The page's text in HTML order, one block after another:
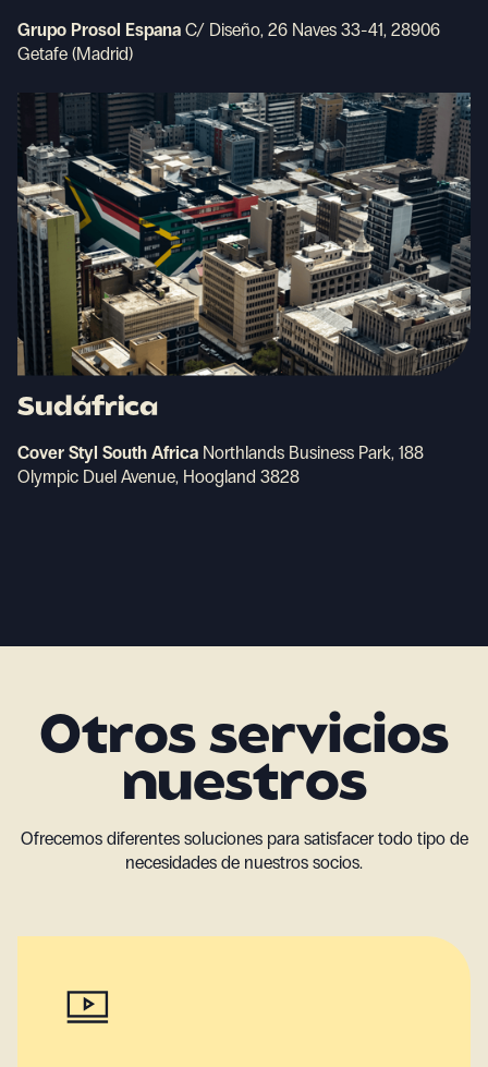
Grupo Prosol Espana C/ Diseño, 26 Naves 33-41, 28906
Getafe (Madrid)
Sudáfrica
Cover Styl South Africa Northlands Business Park, 188
Olympic Duel Avenue, Hoogland 3828
Otros servicios
nuestros
Ofrecemos diferentes soluciones para satisfacer todo tipo de
necesidades de nuestros socios.